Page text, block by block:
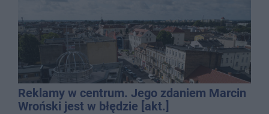
Reklamy w centrum. Jego zdaniem Marcin
Wroński jest w błędzie [akt.]